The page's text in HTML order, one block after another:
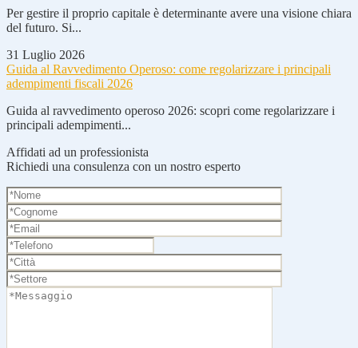
Per gestire il proprio capitale è determinante avere una visione chiara
del futuro. Si...
31 Luglio 2026
Guida al Ravvedimento Operoso: come regolarizzare i principali
adempimenti fiscali 2026
Guida al ravvedimento operoso 2026: scopri come regolarizzare i
principali adempimenti...
Affidati ad un professionista
Richiedi una consulenza con un nostro esperto